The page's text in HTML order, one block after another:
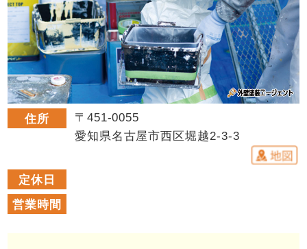
住所
〒451-0055
愛知県名古屋市西区堀越2-3-3
定休日
営業時間